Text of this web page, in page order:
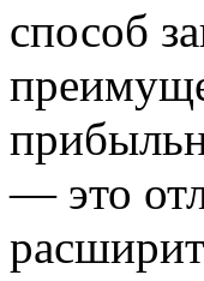
способ
— это